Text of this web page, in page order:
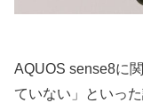
AQUOS sense8に
ていない」といっ